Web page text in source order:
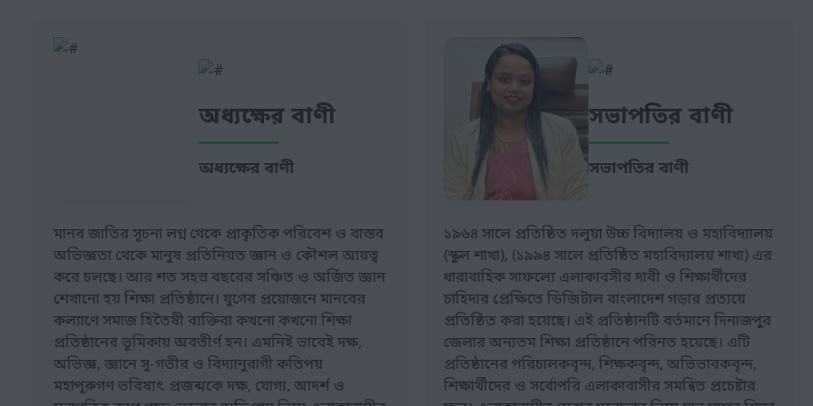
অধ্যক্ষের বাণী
অধ্যক্ষের বাণী
মানব জাতির সূচনা লগ্ন থেকে প্রাকৃতিক পরিবেশ ও বাস্তব
অভিজ্ঞতা থেকে মানুষ প্রতিনিয়ত জ্ঞান ও কৌশল আয়ত্ব
করে চলছে। আর শত সহস্র বছরের সঞ্চিত ও অর্জিত জ্ঞান
শেখানো হয় শিক্ষা প্রতিষ্ঠানে। যুগের প্রয়োজনে মানবের
কল্যাণে সমাজ হিতৈষী ব্যক্তিরা কখনো কখনো শিক্ষা
প্রতিষ্ঠানের ভূমিকায় অবতীর্ণ হন। এমনিই ভাবেই দক্ষ,
অভিজ্ঞ, জ্ঞানে সু-গভীর ও বিদ্যানুরাগী কতিপয়
মহাপুরুগণ ভবিষ্যৎ প্রজন্মকে দক্ষ, যোগ্য, আদর্শ ও
সভাপতির বাণী
সভাপতির বাণী
১৯৬৪ সালে প্রতিষ্ঠিত দলুয়া উচ্চ বিদ্যালয় ও মহাবিদ্যালয়
(স্কুল শাখা), (১৯৯৪ সালে প্রতিষ্ঠিত মহাবিদ্যালয় শাখা) এর
ধারাবাহিক সাফল্যে এলাকাবসীর দাবী ও শিক্ষার্থীদের
চাহিদার প্রেক্ষিতে ডিজিটাল বাংলাদেশ গড়ার প্রত্যয়ে
প্রতিষ্ঠিত করা হয়েছে। এই প্রতিষ্ঠানটি বর্তমানে দিনাজপুর
জেলার অন্যতম শিক্ষা প্রতিষ্ঠানে পরিনত হয়েছে। এটি
প্রতিষ্ঠানের পরিচালকবৃন্দ, শিক্ষকবৃন্দ, অভিভাবকবৃন্দ,
শিক্ষার্থীদের ও সর্বোপরি এলাকাবাসীর সমন্বিত প্রচেষ্টার